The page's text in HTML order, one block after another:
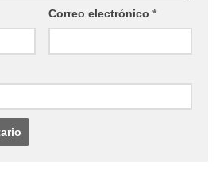
Correo electrónico *